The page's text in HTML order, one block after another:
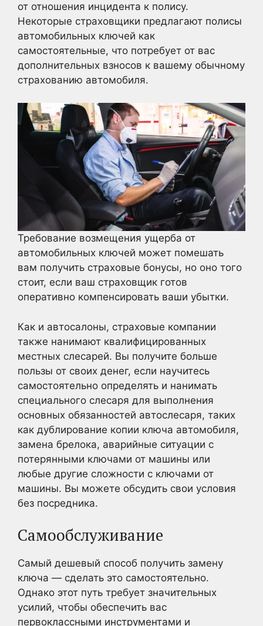
от отношения инцидента к полису.
Некоторые страховщики предлагают полисы
автомобильных ключей как
самостоятельные, что потребует от вас
дополнительных взносов к вашему обычному
страхованию автомобиля.
Требование возмещения ущерба от
автомобильных ключей может помешать
вам получить страховые бонусы, но оно того
стоит, если ваш страховщик готов
оперативно компенсировать ваши убытки.
Как и автосалоны, страховые компании
также нанимают квалифицированных
местных слесарей. Вы получите больше
пользы от своих денег, если научитесь
самостоятельно определять и нанимать
специального слесаря для выполнения
основных обязанностей автослесаря, таких
как дублирование копии ключа автомобиля,
замена брелока, аварийные ситуации с
потерянными ключами от машины или
любые другие сложности с ключами от
машины. Вы можете обсудить свои условия
без посредника.
Самообслуживание
Самый дешевый способ получить замену
ключа — сделать это самостоятельно.
Однако этот путь требует значительных
усилий, чтобы обеспечить вас
первоклассными инструментами и